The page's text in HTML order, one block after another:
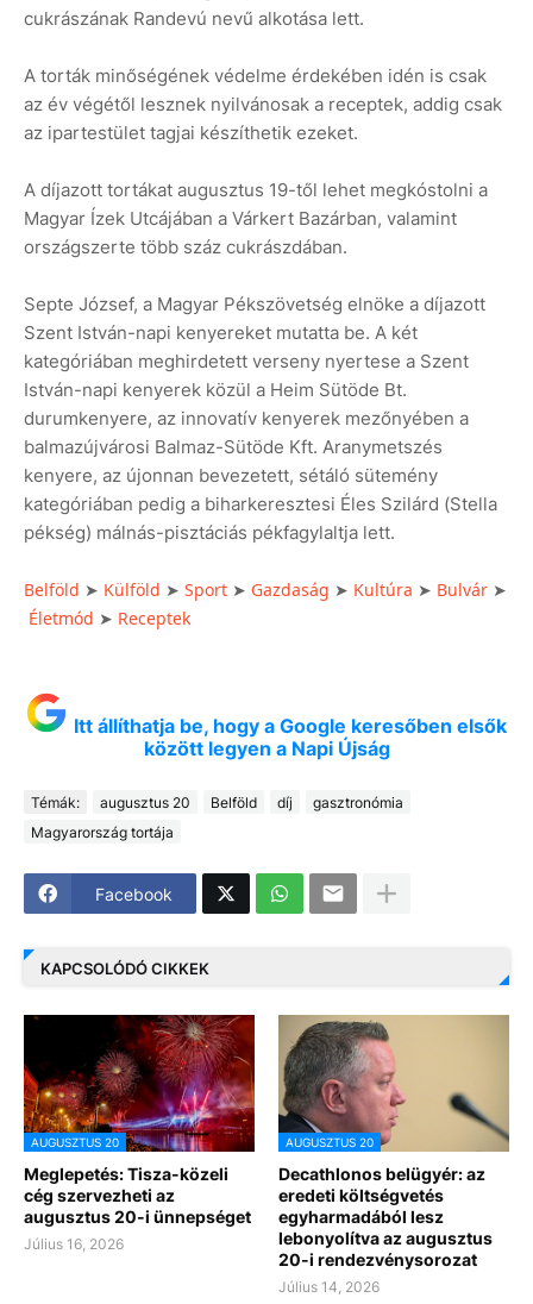
cukrászának Randevú nevű alkotása lett.
A torták minőségének védelme érdekében idén is csak
az év végétől lesznek nyilvánosak a receptek, addig csak
az ipartestület tagjai készíthetik ezeket.
A díjazott tortákat augusztus 19-től lehet megkóstolni a
Magyar Ízek Utcájában a Várkert Bazárban, valamint
országszerte több száz cukrászdában.
Septe József, a Magyar Pékszövetség elnöke a díjazott
Szent István-napi kenyereket mutatta be. A két
kategóriában meghirdetett verseny nyertese a Szent
István-napi kenyerek közül a Heim Sütöde Bt.
durumkenyere, az innovatív kenyerek mezőnyében a
balmazújvárosi Balmaz-Sütöde Kft. Aranymetszés
kenyere, az újonnan bevezetett, sétáló sütemény
kategóriában pedig a biharkeresztesi Éles Szilárd (Stella
pékség) málnás-pisztáciás pékfagylaltja lett.
Belföld ➤ Külföld ➤ Sport ➤ Gazdaság ➤ Kultúra ➤ Bulvár ➤
Életmód ➤ Receptek
Itt állíthatja be, hogy a Google keresőben elsők
között legyen a Napi Újság
Témák: augusztus 20 Belföld díj
gasztronómia
Magyarország tortája
Facebook
KAPCSOLÓDÓ CIKKEK
AUGUSZTUS 20
Meglepetés: Tisza-közeli
cég szervezheti az
augusztus 20-i ünnepséget
Július 16, 2026
AUGUSZTUS 20
Decathlonos belügyér: az
eredeti költségvetés
egyharmadából lesz
lebonyolítva az augusztus
20-i rendezvénysorozat
Július 14, 2026